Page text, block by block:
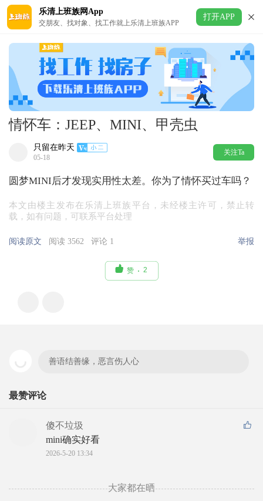
乐清上班族网App
交朋友、找对象、找工作就上乐清上班族APP
打开APP
情怀车：JEEP、MINI、甲壳虫
只留在昨天
05-18
关注Ta
圆梦MINI后才发现实用性太差。你为了情怀买过车吗？
本文由楼主发布在乐清上班族平台，未经楼主许可，禁止转
载，如有问题，可联系平台处理
阅读原文 阅读 3562 评论 1 举报
 赞 2
善语结善缘，恶言伤人心
最赞评论
傻不垃圾
mini确实好看
2026-5-20 13:34
大家都在晒